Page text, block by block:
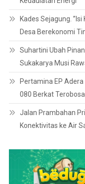
Kades Sejagung.
Desa Berekonomi
Suhartini Ubah
Sukakarya Musi
Pertamina EP
080 Berkat
Jalan Prambahan
Konektivitas ke Air